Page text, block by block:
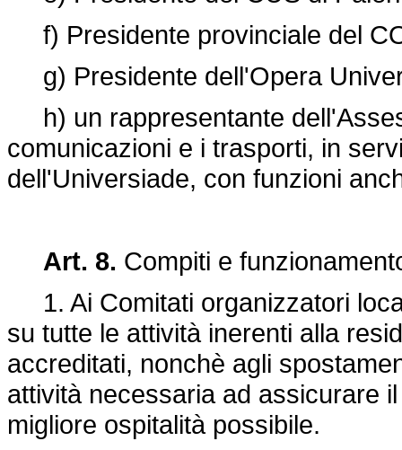
f) Presidente provinciale del
g) Presidente dell'Opera
h) un rappresentante
comunicazioni e i trasporti, in
dell'Universiade, con funzioni
Art. 8. Compiti e
1. Ai Comitati organizzatori
su tutte le attività inerenti alla
accreditati, nonchè agli
attività necessaria ad assicurare
migliore ospitalità possibile.